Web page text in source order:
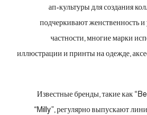
ап-культуры для создания
подчеркивают женственность и
частности, многие марки
иллюстрации и принты на одежде,
Известные бренды, такие как
“Milly”, регулярно выпускают